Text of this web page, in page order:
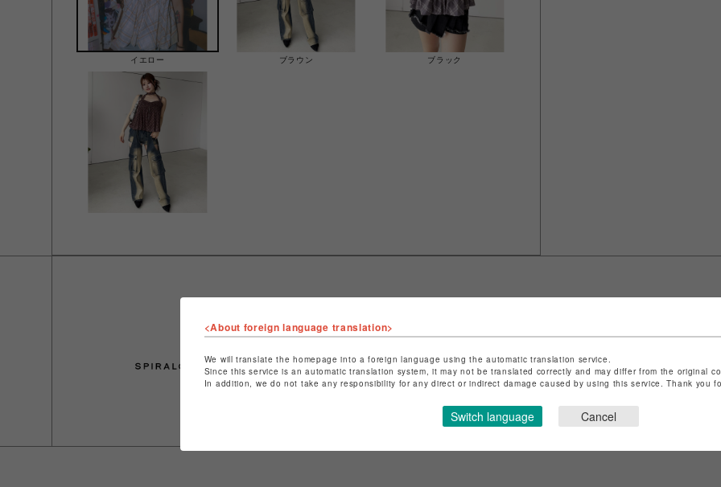
イエロー ブラウン ブラック
ショップ名
特定商取引法など法令に基づく表記はこちら
ショップお問い合わせはこちら
<About foreign language translation>
We will translate the homepage into a foreign language using the automatic translation service.
Since this service is an automatic translation system, it may not be translated correctly and may differ from the original
In addition, we do not take any responsibility for any direct or indirect damage caused by using this service. Thank you
Switch language Cancel